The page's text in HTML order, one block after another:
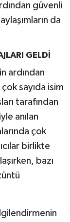
güvenli
da
GELDİ
ardından
sayıda isim
tarafından
anılan
çok
birlikte
bazı